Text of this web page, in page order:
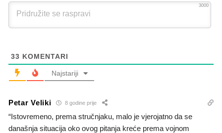
3000
33 KOMENTARI
Najstariji
Petar Veliki 8 godine prije
“Istovremeno, prema stručnjaku, malo je vjerojatno da se
današnja situacija oko ovog pitanja kreće prema vojnom